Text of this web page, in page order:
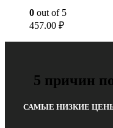
0 out of 5
457.00 ₽
5 причин
САМЫЕ НИЗКИЕ